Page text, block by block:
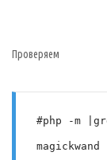
Проверяем
#php -m